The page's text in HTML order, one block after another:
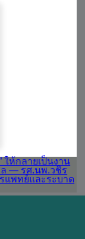
ให้กลายเป็นงาน
ล — รศ.นพ.วชิร
แพทย์และระบาด